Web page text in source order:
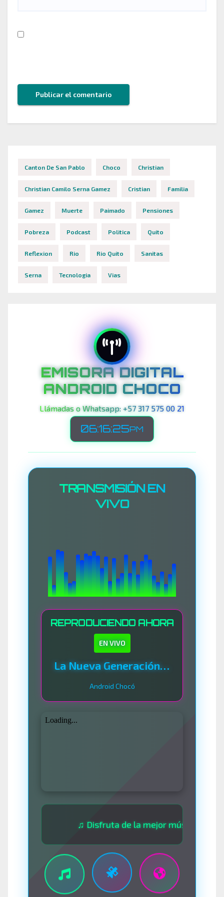
Canton De San Pablo Choco Christian
Christian Camilo Serna Gamez Cristian Familia
Gamez Muerte Paimado Pensiones
Pobreza Podcast Politica Quito
Reflexion Rio Rio Quito Sanitas
Serna Tecnologia Vias
EMISORA DIGITAL
ANDROID CHOCO
Llámadas o Whatsapp: +57 317 575 00 21
06:16:28PM
TRANSMISIÓN EN
VIVO
REPRODUCIENDO AHORA
EN VIVO
La Nueva Generación Del Sistema
Android Chocó
♫ Disfruta de la mejor música las 24 horas